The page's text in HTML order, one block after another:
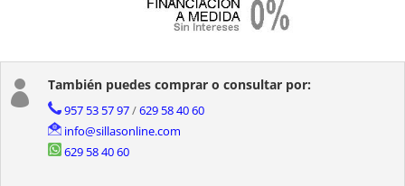
 También puedes comprar o consultar por:
957 53 57 97/629 58 40 60
info@sillasonline.com
629 58 40 60